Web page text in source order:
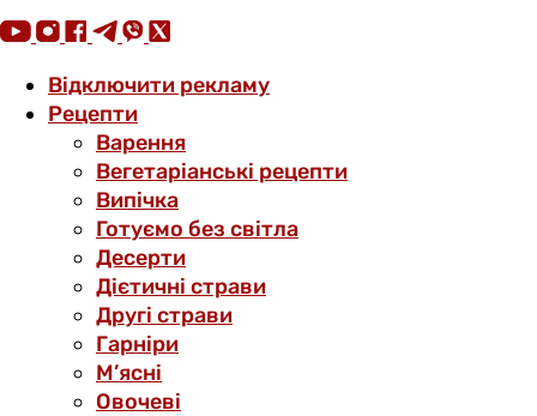
Відключити рекламу
Рецепти
Варення
Вегетаріанські рецепти
Випічка
Готуємо без світла
Десерти
Дієтичні страви
Другі страви
Гарніри
М’ясні
Овочеві